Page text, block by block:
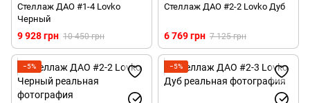
Стеллаж ДАО #1-4 Lovko
Черный
9 928 грн 10 450 грн
Стеллаж ДАО #2-2 Lovko Дуб
6 769 грн 7 125 грн
−5% −5%